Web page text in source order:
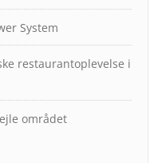
System
restaurantoplevelse i
området